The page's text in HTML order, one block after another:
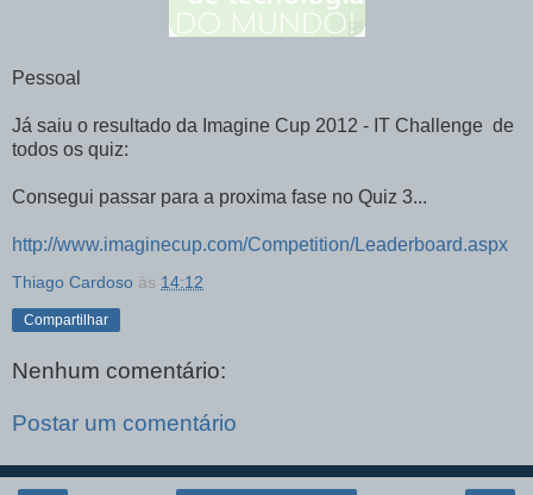
Pessoal
Já saiu o resultado da Imagine Cup 2012 - IT Challenge de
todos os quiz:
Consegui passar para a proxima fase no Quiz 3...
http://www.imaginecup.com/Competition/Leaderboard.aspx
Thiago Cardoso às 14:12
Compartilhar
Nenhum comentário:
Postar um comentário